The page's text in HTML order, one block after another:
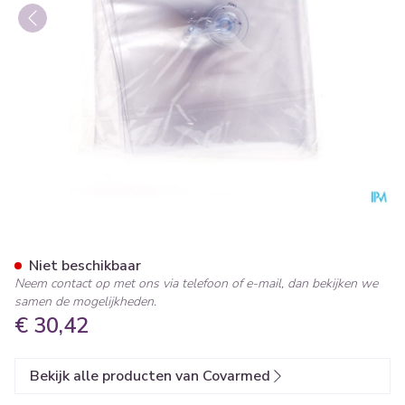
€ 30,42
Niet beschikbaar
Neem contact op met ons via telefoon of e-mail, dan bekijken we
samen de mogelijkheden.
Bekijk alle producten van Covarmed